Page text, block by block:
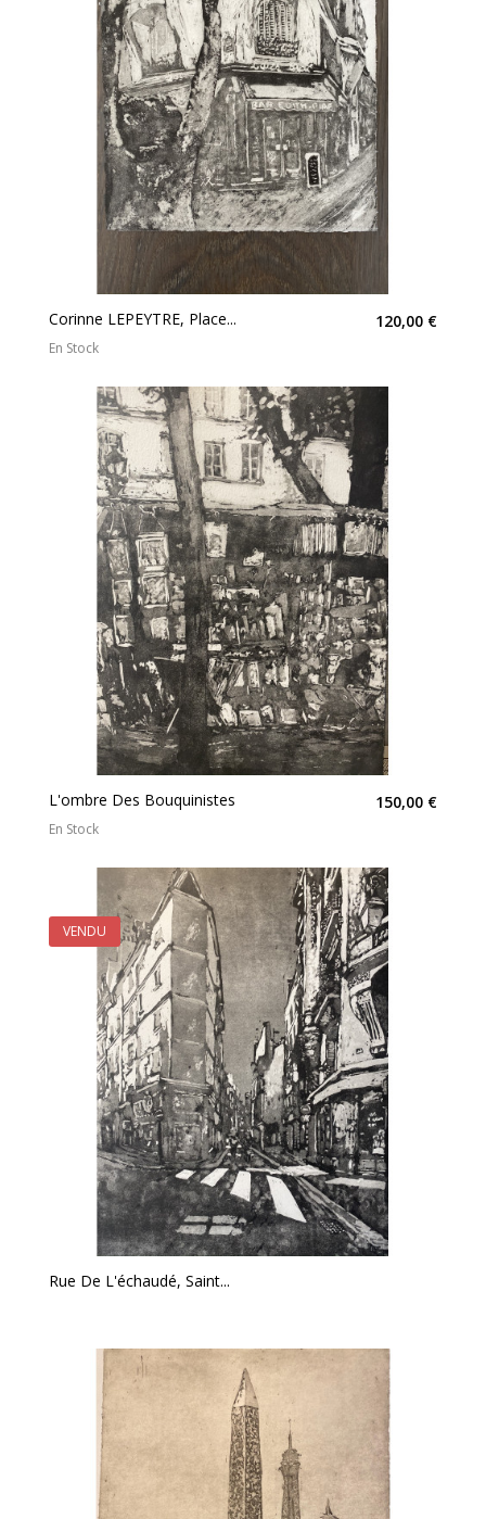
Corinne LEPEYTRE, Place... 120,00 €
En Stock
L'ombre Des Bouquinistes 150,00 €
En Stock
Rue De L'échaudé, Saint...
VENDU